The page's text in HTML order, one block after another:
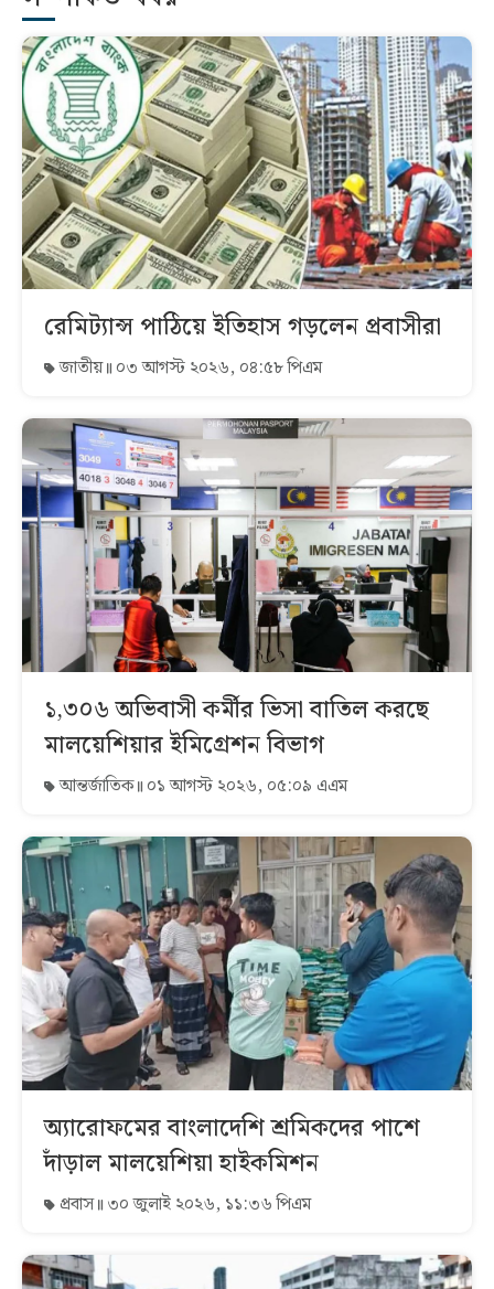
রেমিট্যান্স পাঠিয়ে ইতিহাস গড়লেন প্রবাসীরা
জাতীয় ০৩ আগস্ট ২০২৬, ০৪:৫৮ পিএম
১,৩০৬ অভিবাসী কর্মীর ভিসা বাতিল করছে
মালয়েশিয়ার ইমিগ্রেশন বিভাগ
আন্তর্জাতিক ০১ আগস্ট ২০২৬, ০৫:০৯ এএম
অ্যারোফমের বাংলাদেশি শ্রমিকদের পাশে
দাঁড়াল মালয়েশিয়া হাইকমিশন
প্রবাস ৩০ জুলাই ২০২৬, ১১:৩৬ পিএম